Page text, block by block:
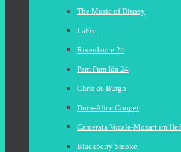
The Music of Disney
LaFee
Riverdance 24
Pam Pam Ida 24
Chris de Burgh
Doro-Alice Cooper
Camerata Vocale-Mozart im
Blackberry Smoke